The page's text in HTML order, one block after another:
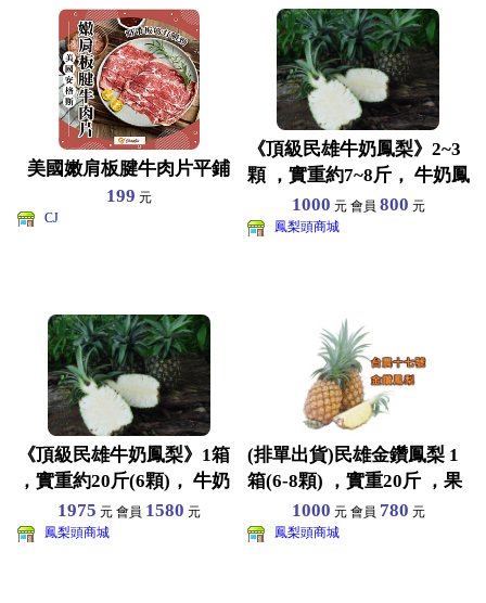
美國嫩肩板腱牛肉片平鋪
199 元
CJ
《頂級民雄牛奶鳳梨》2~3
顆 ，實重約7~8斤， 牛奶鳳
梨 —果肉細嫩
1000 元 會員 800 元
鳳梨頭商城
《頂級民雄牛奶鳳梨》1箱
，實重約20斤(6顆)， 牛奶
鳳梨 —果肉細
1975 元 會員 1580 元
鳳梨頭商城
(排單出貨)民雄金鑽鳳梨 1
箱(6-8顆) ，實重20斤 ，果
肉深黃色
1000 元 會員 780 元
鳳梨頭商城